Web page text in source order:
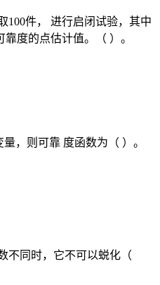
100件， 进行启闭试验，其中
度的点估计值。（ ）。
，则可靠 度函数为（ ）。
不同时，它不可以蜕化（